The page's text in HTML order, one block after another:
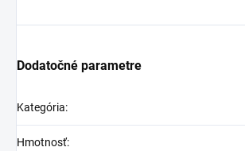
Dodatočné parametre
Kategória:
Hmotnosť: